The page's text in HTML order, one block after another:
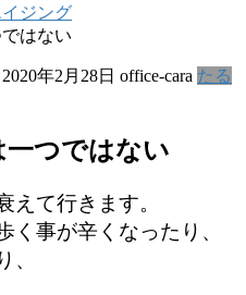
ジング
はない
2020年2月28日 office-cara たる
つではない
えて行きます。
く事が辛くなったり、
、